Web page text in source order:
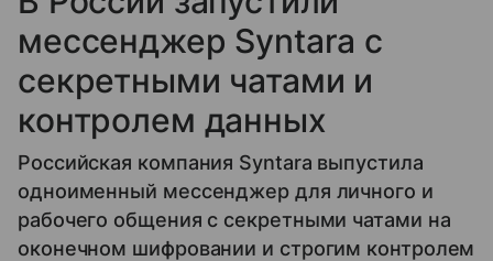
мессенджер Syntara с
секретными чатами и
контролем данных
Российская компания Syntara выпустила
одноименный мессенджер для личного и
рабочего общения с секретными чатами на
оконечном шифровании и строгим контролем